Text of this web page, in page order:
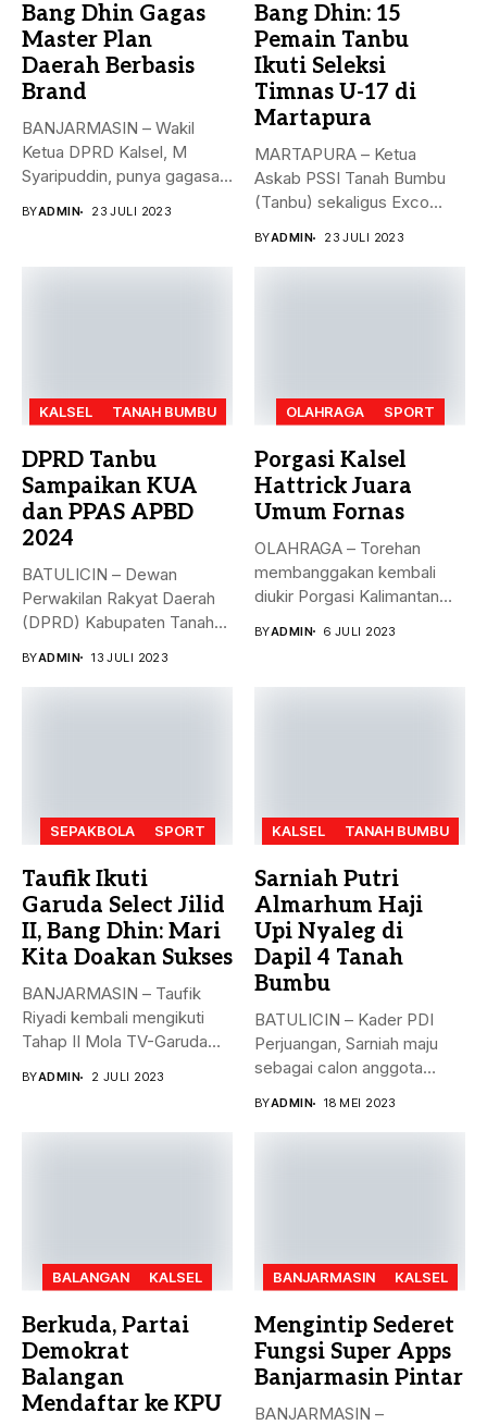
Bang Dhin Gagas
Master Plan
Daerah Berbasis
Brand
BANJARMASIN – Wakil
Ketua DPRD Kalsel, M
Syaripuddin, punya gagasan
BYADMIN 23 JULI 2023
Bang Dhin: 15
Pemain Tanbu
Ikuti Seleksi
Timnas U-17 di
Martapura
MARTAPURA – Ketua
Askab PSSI Tanah Bumbu
(Tanbu) sekaligus Exco
BYADMIN 23 JULI 2023
KALSEL TANAH BUMBU
DPRD Tanbu
Sampaikan KUA
dan PPAS APBD
2024
BATULICIN – Dewan
Perwakilan Rakyat Daerah
(DPRD) Kabupaten Tanah
BYADMIN 13 JULI 2023
OLAHRAGA SPORT
Porgasi Kalsel
Hattrick Juara
Umum Fornas
OLAHRAGA – Torehan
membanggakan kembali
diukir Porgasi Kalimantan
BYADMIN 6 JULI 2023
SEPAKBOLA SPORT
Taufik Ikuti
Garuda Select Jilid
II, Bang Dhin: Mari
Kita Doakan Sukses
BANJARMASIN – Taufik
Riyadi kembali mengikuti
Tahap II Mola TV-Garuda
BYADMIN 2 JULI 2023
KALSEL TANAH BUMBU
Sarniah Putri
Almarhum Haji
Upi Nyaleg di
Dapil 4 Tanah
Bumbu
BATULICIN – Kader PDI
Perjuangan, Sarniah maju
sebagai calon anggota
BYADMIN 18 MEI 2023
BALANGAN KALSEL
Berkuda, Partai
Demokrat
Balangan
Mendaftar ke KPU
BANJARMASIN KALSEL
Mengintip Sederet
Fungsi Super Apps
Banjarmasin Pintar
BANJARMASIN –